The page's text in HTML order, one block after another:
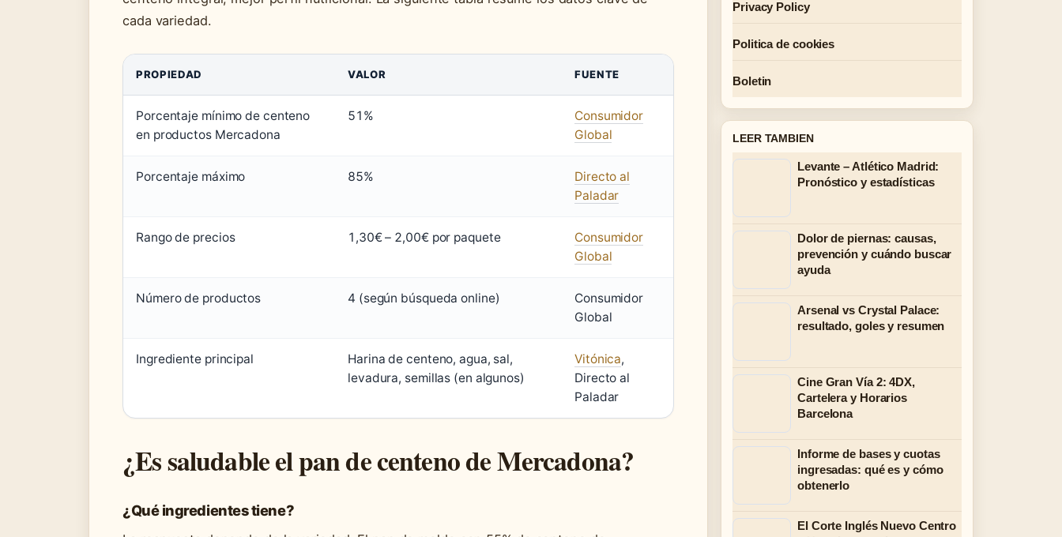
cada variedad.
PROPIEDAD VALOR FUENTE
Porcentaje mínimo de centeno
en productos Mercadona
51%
Consumidor
Global
Porcentaje máximo 85%
Directo al
Paladar
Rango de precios 1,30€ – 2,00€ por paquete
Consumidor
Global
Número de productos 4 (según búsqueda online)
Consumidor
Global
Ingrediente principal
Harina de centeno, agua, sal,
levadura, semillas (en algunos)
Vitónica,
Directo al
Paladar
¿Es saludable el pan de centeno de Mercadona?
¿Qué ingredientes tiene?
Privacy Policy
Politica de cookies
Boletin
LEER TAMBIEN
Levante – Atlético Madrid:
Pronóstico y estadísticas
Dolor de piernas: causas,
prevención y cuándo buscar
ayuda
Arsenal vs Crystal Palace:
resultado, goles y resumen
Cine Gran Vía 2: 4DX,
Cartelera y Horarios
Barcelona
Informe de bases y cuotas
ingresadas: qué es y cómo
obtenerlo
El Corte Inglés Nuevo Centro